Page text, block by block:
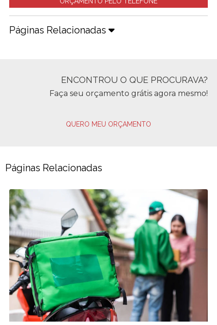
Páginas Relacionadas
ENCONTROU O QUE PROCURAVA?
Faça seu orçamento grátis agora mesmo!
QUERO MEU ORÇAMENTO
Páginas Relacionadas